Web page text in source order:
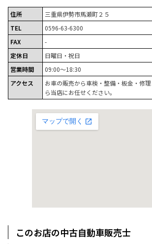
住所
三重県伊勢市馬瀬町２５
TEL
0596-63-6300
FAX
-
定休日
日曜日・祝日
営業時間
09:00～18:30
アクセス
お車の販売から車検・整備・板金・修
ら当店にお任せください。
このお店の中古自動車販売士